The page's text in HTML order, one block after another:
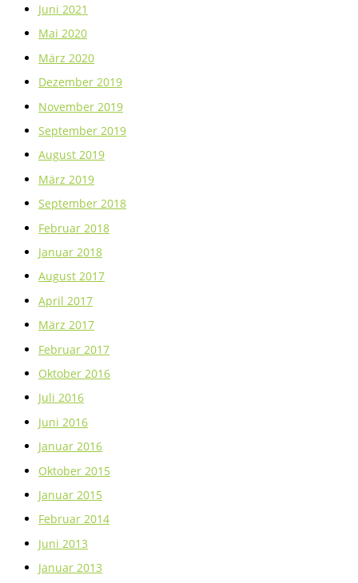
Juni 2021
Mai 2020
März 2020
Dezember 2019
November 2019
September 2019
August 2019
März 2019
September 2018
Februar 2018
Januar 2018
August 2017
April 2017
März 2017
Februar 2017
Oktober 2016
Juli 2016
Juni 2016
Januar 2016
Oktober 2015
Januar 2015
Februar 2014
Juni 2013
Januar 2013